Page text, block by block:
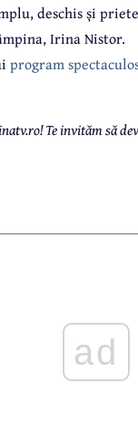
deschis și
Irina Nistor.
program
Te invităm să
ad